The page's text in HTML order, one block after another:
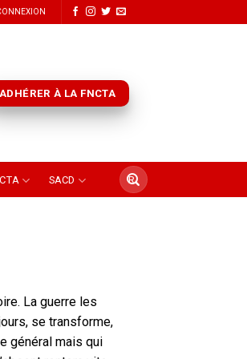
ADHÉRER À LA FNCTA
SACD
La guerre les
se transforme,
général mais qui